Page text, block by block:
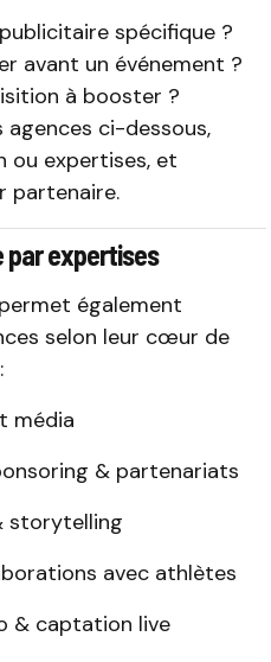
spécifique ?
avant un événement ?
à booster ?
agences ci-dessous,
ou expertises, et
partenaire.
par expertises
également
selon leur cœur de
média
& partenariats
storytelling
avec athlètes
& captation live